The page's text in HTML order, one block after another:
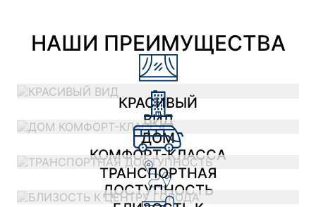
НАШИ ПРЕИМУЩЕСТВА
КРАСИВЫЙ
ВИД
ДОМ
КОМФОРТ-КЛАССА
ТРАНСПОРТНАЯ
ДОСТУПНОСТЬ